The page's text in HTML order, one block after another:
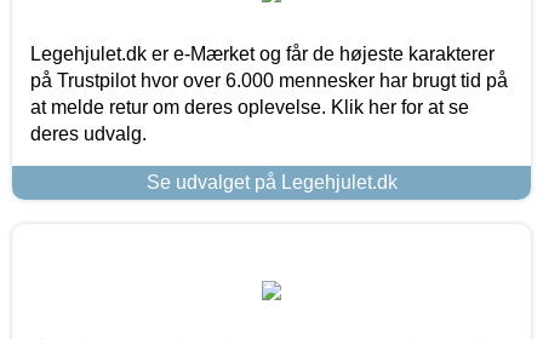
Legehjulet.dk er e-Mærket og får de højeste karakterer
på Trustpilot hvor over 6.000 mennesker har brugt tid på
at melde retur om deres oplevelse. Klik her for at se
deres udvalg.
Se udvalget på Legehjulet.dk